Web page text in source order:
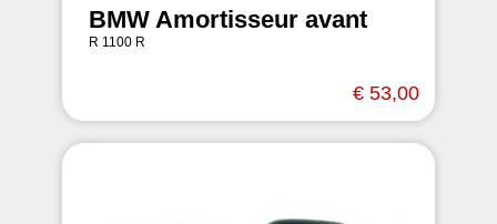
BMW Amortisseur avant
R 1100 R
€ 53,00